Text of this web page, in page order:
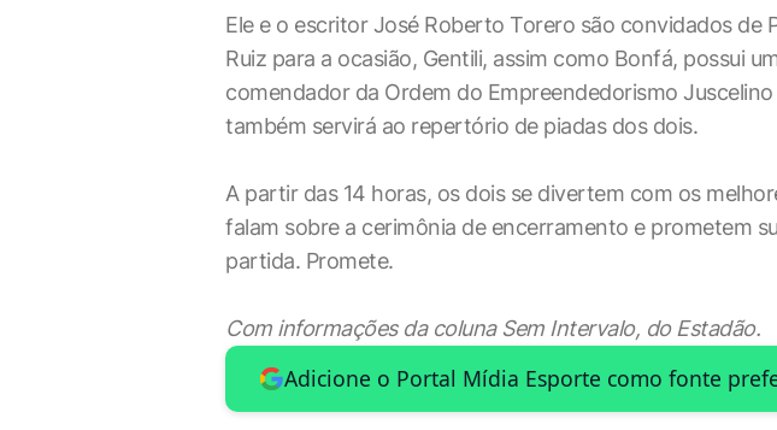
Ele e o escritor José Roberto Torero são convidados de
Ruiz para a ocasião, Gentili, assim como Bonfá, possui
comendador da Ordem do Empreendedorismo
também servirá ao repertório de piadas dos dois.
A partir das 14 horas, os dois se divertem com os
falam sobre a cerimônia de encerramento e prometem
partida. Promete.
Com informações da coluna Sem Intervalo, do Estadão.
Adicione o Portal Mídia Esporte como fonte